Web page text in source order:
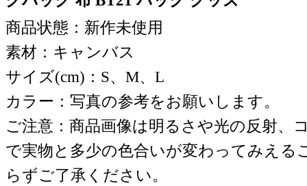
商品状態：新作未使用
素材：キャンバス
サイズ(cm)：S、M、L
カラー：写真の参考をお願いします。
ご注意：商品画像は明るさや光の反射、
で実物と多少の色合いが変わってみえる
らずご了承ください。